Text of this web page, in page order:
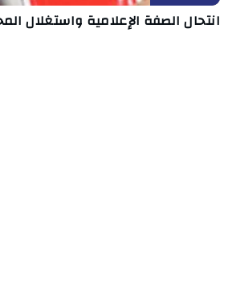
انتحال الصفة الإعلامية واستغلال